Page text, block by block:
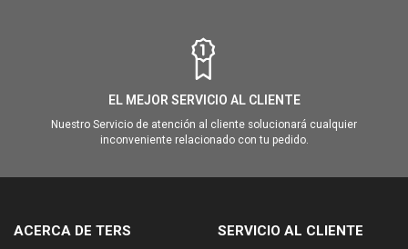
EL MEJOR SERVICIO AL CLIENTE
Nuestro Servicio de atención al cliente solucionará cualquier
inconveniente relacionado con tu pedido.
ACERCA DE TERS SERVICIO AL CLIENTE